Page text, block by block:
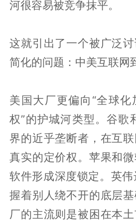
河很容易被竞争抹平。
这就引出了一个被广泛
简化的问题：中美互联网
美国大厂更偏向“全球
权”的护城河类型。谷歌
界的近乎垄断者，在互
真实的定价权。苹果和
软件形成深度锁定。英
握着别人绕不开的底层
厂的主流则是被困在本